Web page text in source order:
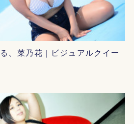
、菜乃花｜ビジュアルクイー